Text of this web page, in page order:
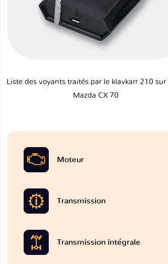
Liste des voyants traités par le klavkarr 210 sur
Mazda CX 70
Moteur
Transmission
Transmission intégrale